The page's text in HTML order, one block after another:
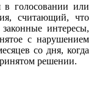
голосовании или
считающий, что
интересы,
с нарушением
со дня, когда
решении.